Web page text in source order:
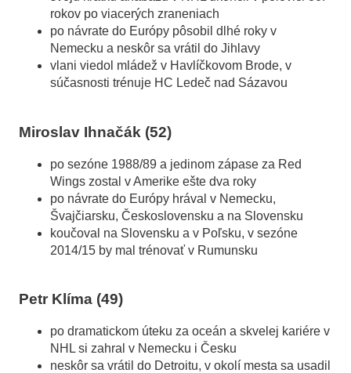
rokov po viacerých zraneniach
po návrate do Európy pôsobil dlhé roky v
Nemecku a neskôr sa vrátil do Jihlavy
vlani viedol mládež v Havlíčkovom Brode, v
súčasnosti trénuje HC Ledeč nad Sázavou
Miroslav Ihnačák (52)
po sezóne 1988/89 a jedinom zápase za Red
Wings zostal v Amerike ešte dva roky
po návrate do Európy hrával v Nemecku,
Švajčiarsku, Československu a na Slovensku
koučoval na Slovensku a v Poľsku, v sezóne
2014/15 by mal trénovať v Rumunsku
Petr Klíma (49)
po dramatickom úteku za oceán a skvelej kariére v
NHL si zahral v Nemecku i Česku
neskôr sa vrátil do Detroitu, v okolí mesta sa usadil